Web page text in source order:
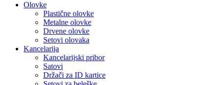
Olovke
Plastične olovke
Metalne olovke
Drvene olovke
Setovi olovaka
Kancelarija
Kancelarijski pribor
Satovi
Držači za ID kartice